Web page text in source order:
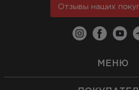
Отзывы наших
МЕНЮ